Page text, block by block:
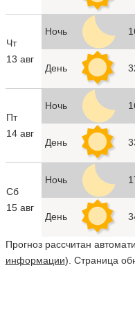
Чт
13 авг
Ночь
День
Пт
14 авг
Ночь
День
Сб
15 авг
Ночь
День
Прогноз рассчитан
информации). Страница